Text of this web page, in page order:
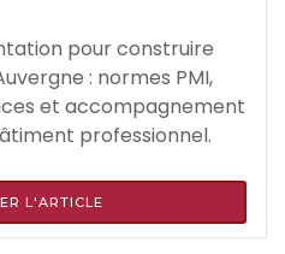
pour construire
: normes PMI,
et accompagnement
professionnel.
L'ARTICLE